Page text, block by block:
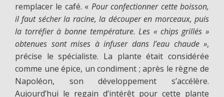
remplacer le café. « Pour confectionner cette boisson,
il faut sécher la racine, la découper en morceaux, puis
la torréfier à bonne température. Les « chips grillés »
obtenues sont mises à infuser dans l’eau chaude »,
précise le spécialiste. La plante était considérée
comme une épice, un condiment ; après le règne de
Napoléon, son développement s’accélère.
Aujourd’hui le regain d’intérêt pour cette plante